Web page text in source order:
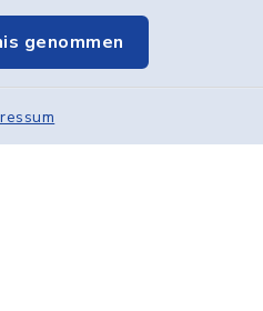
genommen
Kommunikation